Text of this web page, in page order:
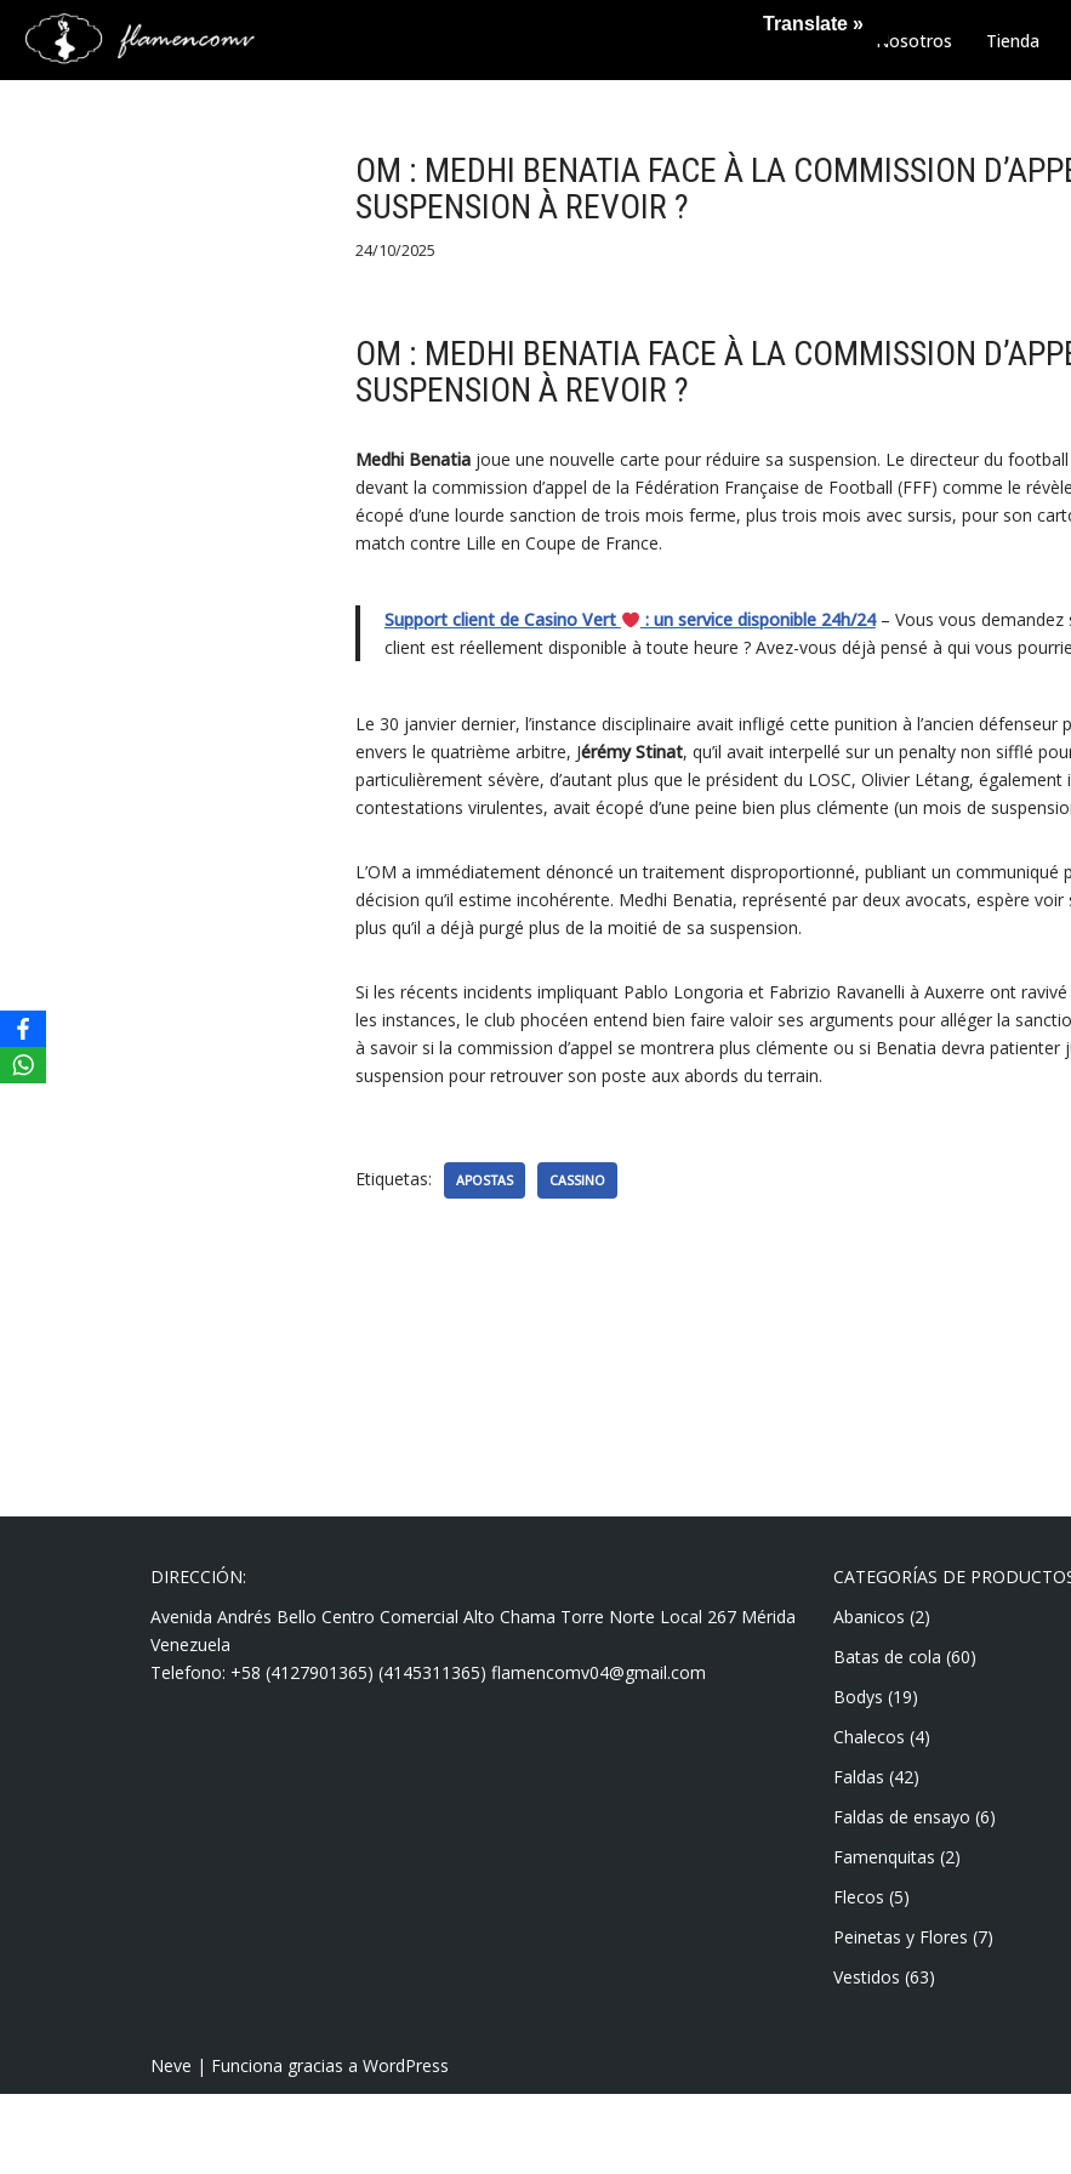
Saltar
Nosotros Tienda
OM : MEDHI BENATIA FACE À LA COMMISSION
SUSPENSION À REVOIR ?
24/10/2025
OM : MEDHI BENATIA FACE À LA COMMISSION
SUSPENSION À REVOIR ?
Medhi Benatiajoue une nouvelle carte pour réduire sa suspension. Le directeur du football
devant la commission d’appel de la Fédération Française de Football (FFF) comme le révèle
écopé d’une lourde sanction de trois mois ferme, plus trois mois avec sursis, pour son
match contre Lille en Coupe de France.
Support client de Casino Vert : un service disponible 24h/24– Vous vous demandez
client est réellement disponible à toute heure ? Avez-vous déjà pensé à qui vous
Le 30 janvier dernier, l’instance disciplinaire avait infligé cette punition à l’ancien
envers le quatrième arbitre, Jérémy Stinat, qu’il avait interpellé sur un penalty non sifflé
particulièrement sévère, d’autant plus que le président du LOSC, Olivier Létang, également
contestations virulentes, avait écopé d’une peine bien plus clémente (un mois de
L’OM a immédiatement dénoncé un traitement disproportionné, publiant un communiqué
décision qu’il estime incohérente. Medhi Benatia, représenté par deux avocats, espère voir
plus qu’il a déjà purgé plus de la moitié de sa suspension.
Si les récents incidents impliquant Pablo Longoria et Fabrizio Ravanelli à Auxerre ont
les instances, le club phocéen entend bien faire valoir ses arguments pour alléger la
à savoir si la commission d’appel se montrera plus clémente ou si Benatia devra patienter
suspension pour retrouver son poste aux abords du terrain.
Etiquetas: APOSTAS CASSINO
DIRECCIÓN:
Avenida Andrés Bello Centro Comercial Alto Chama Torre Norte Local 267 Mérida
Venezuela
Telefono: +58 (4127901365) (4145311365) flamencomv04@gmail.com
CATEGORÍAS DE
Abanicos (2)
Batas de cola (60)
Bodys (19)
Chalecos (4)
Faldas (42)
Faldas de ensayo (6)
Famenquitas (2)
Flecos (5)
Peinetas y Flores (7)
Vestidos (63)
Neve | Funciona gracias a WordPress
Translate »